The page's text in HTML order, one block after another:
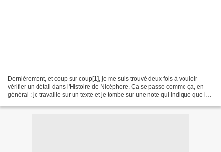
Dernièrement, et coup sur coup[1], je me suis trouvé deux fois à vouloir
vérifier un détail dans l'Histoire de Nicéphore. Ça se passe comme ça, en
général : je travaille sur un texte et je tombe sur une note qui indique que la